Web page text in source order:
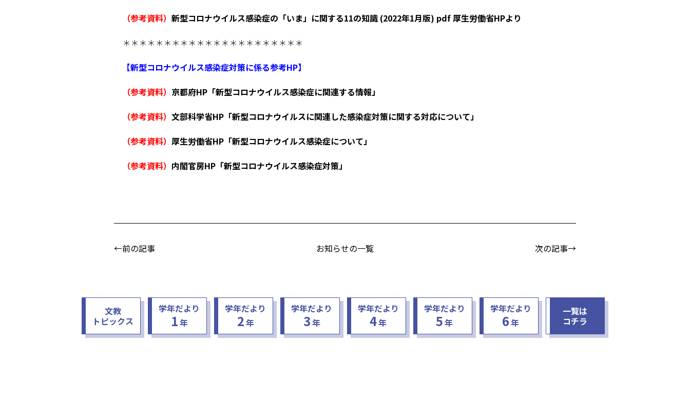
（参考資料） 新型コロナウイルス感染症の「いま」に関する11の知識 (2022年1月版) pdf 厚生労働省HPより
＊＊＊＊＊＊＊＊＊＊＊＊＊＊＊＊＊＊＊＊＊＊
【新型コロナウイルス感染症対策に係る参考HP】
（参考資料） 京都府HP「新型コロナウイルス感染症に関連する情報」
（参考資料） 文部科学省HP「新型コロナウイルスに関連した感染症対策に関する対応について」
（参考資料） 厚生労働省HP「新型コロナウイルス感染症について」
（参考資料） 内閣官房HP「新型コロナウイルス感染症対策」
←前の記事 お知らせの一覧 次の記事→
文教
トピックス
学年だより
1年
学年だより
2年
学年だより
3年
学年だより
4年
学年だより
5年
学年だより
6年
一覧は
コチラ